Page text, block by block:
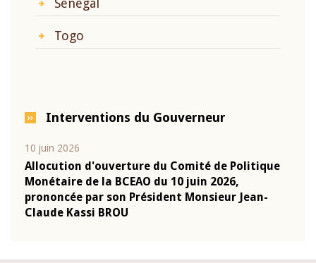
Sénégal
Togo
Interventions du Gouverneur
10 juin 2026
Allocution d'ouverture du Comité de Politique
Monétaire de la BCEAO du 10 juin 2026,
prononcée par son Président Monsieur Jean-
Claude Kassi BROU